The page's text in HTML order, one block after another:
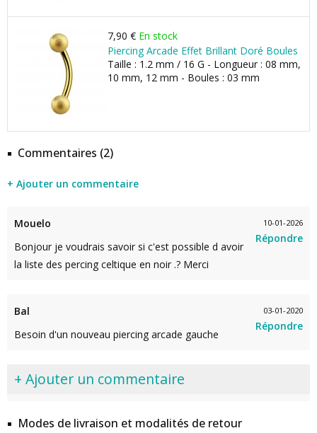
7,90 € En stock
Piercing Arcade Effet Brillant Doré Boules
Taille : 1.2 mm / 16 G - Longueur : 08 mm,
10 mm, 12 mm - Boules : 03 mm
Commentaires (2)
+ Ajouter un commentaire
10-01-2026
Répondre
Mouelo
Bonjour je voudrais savoir si c'est possible d avoir
la liste des percing celtique en noir .? Merci
03-01-2020
Répondre
Bal
Besoin d'un nouveau piercing arcade gauche
+ Ajouter un commentaire
Modes de livraison et modalités de retour